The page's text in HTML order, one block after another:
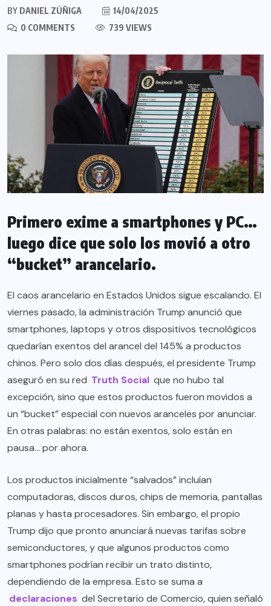
BY DANIEL ZÚÑIGA
14/04/2025
0 COMMENTS
739 VIEWS
Primero exime a smartphones y PC…
luego dice que solo los movió a otro
“bucket” arancelario.
El caos arancelario en Estados Unidos sigue escalando. El
viernes pasado, la administración Trump anunció que
smartphones, laptops y otros dispositivos tecnológicos
quedarían exentos del arancel del 145% a productos
chinos. Pero solo dos días después, el presidente Trump
aseguró en su red Truth Social que no hubo tal
excepción, sino que estos productos fueron movidos a
un “bucket” especial con nuevos aranceles por anunciar.
En otras palabras: no están exentos, solo están en
pausa… por ahora.
Los productos inicialmente “salvados” incluían
computadoras, discos duros, chips de memoria, pantallas
planas y hasta procesadores. Sin embargo, el propio
Trump dijo que pronto anunciará nuevas tarifas sobre
semiconductores, y que algunos productos como
smartphones podrían recibir un trato distinto,
dependiendo de la empresa. Esto se suma a
declaraciones del Secretario de Comercio, quien señaló